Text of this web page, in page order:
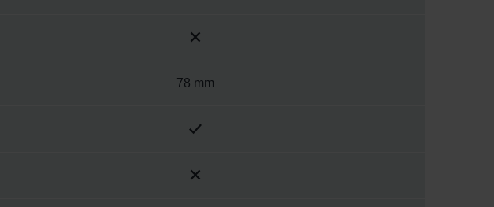
78 mm